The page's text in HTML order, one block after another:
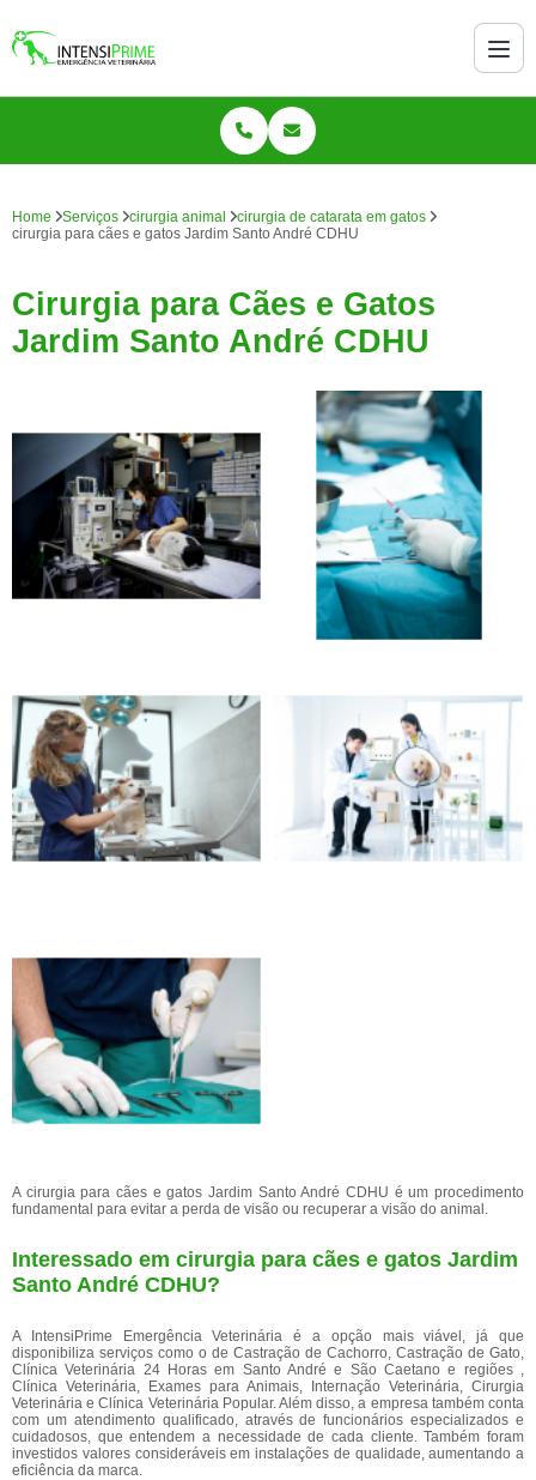
Home Serviços cirurgia animal
cirurgia de catarata em gatos
cirurgia para cães e gatos Jardim Santo André CDHU
Cirurgia para Cães e Gatos
Jardim Santo André CDHU
A cirurgia para cães e gatos Jardim Santo André CDHU é um procedimento
fundamental para evitar a perda de visão ou recuperar a visão do animal.
Interessado em cirurgia para cães e gatos Jardim
Santo André CDHU?
A IntensiPrime Emergência Veterinária é a opção mais viável, já que
disponibiliza serviços como o de Castração de Cachorro, Castração de Gato,
Clínica Veterinária 24 Horas em Santo André e São Caetano e regiões ,
Clínica Veterinária, Exames para Animais, Internação Veterinária, Cirurgia
Veterinária e Clínica Veterinária Popular. Além disso, a empresa também conta
com um atendimento qualificado, através de funcionários especializados e
cuidadosos, que entendem a necessidade de cada cliente. Também foram
investidos valores consideráveis em instalações de qualidade, aumentando a
eficiência da marca.